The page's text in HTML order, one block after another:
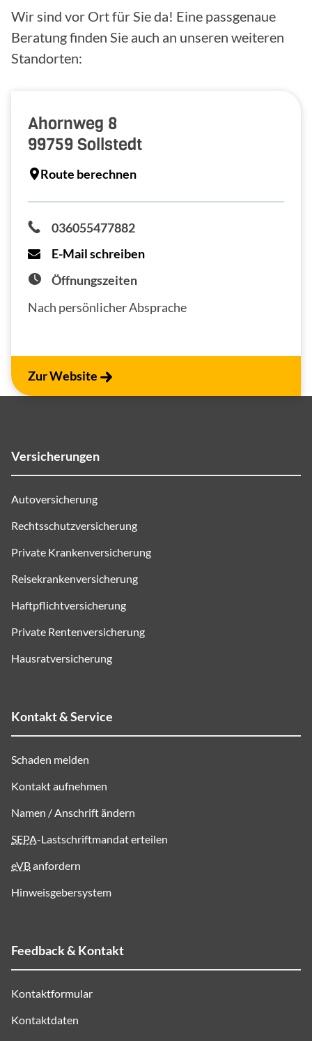
Wir sind vor Ort für Sie da! Eine passgenaue
Beratung finden Sie auch an unseren weiteren
Standorten:
Ahornweg 8
99759Sollstedt
Route berechnen
036055477882
E-Mail schreiben
Öffnungszeiten
Nach persönlicher Absprache
Zur Website
Versicherungen
Autoversicherung
Rechtsschutzversicherung
Private Krankenversicherung
Reisekrankenversicherung
Haftpflichtversicherung
Private Rentenversicherung
Hausratversicherung
Kontakt & Service
Schaden melden
Kontakt aufnehmen
Namen / Anschrift ändern
SEPA-Lastschriftmandat erteilen
eVBanfordern
Hinweisgebersystem
Feedback & Kontakt
Kontaktformular
Kontaktdaten